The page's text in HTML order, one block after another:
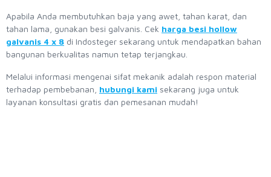
Apabila Anda membutuhkan baja yang awet, tahan karat, dan
tahan lama, gunakan besi galvanis. Cek harga besi hollow
galvanis 4 x 8 di Indosteger sekarang untuk mendapatkan bahan
bangunan berkualitas namun tetap terjangkau.
Melalui informasi mengenai sifat mekanik adalah respon material
terhadap pembebanan, hubungi kami sekarang juga untuk
layanan konsultasi gratis dan pemesanan mudah!